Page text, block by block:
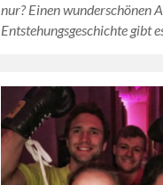
nur? Einen wunderschönen
Entstehungsgeschichte gibt